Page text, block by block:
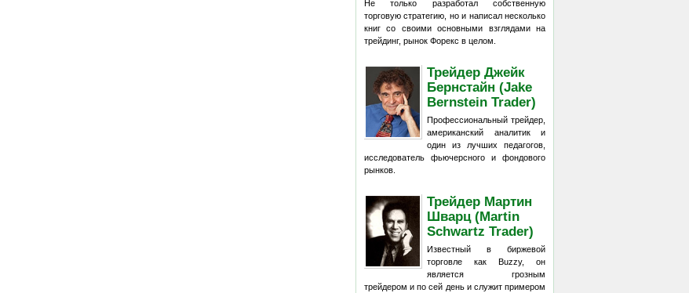
Не только разработал собственную
торговую стратегию, но и написал несколько
книг со своими основными взглядами на
трейдинг, рынок Форекс в целом.
Трейдер Джейк
Бернстайн (Jake
Bernstein Trader)
Профессиональный трейдер,
американский аналитик и
один из лучших педагогов,
исследователь фьючерсного и фондового
рынков.
Трейдер Мартин
Шварц (Martin
Schwartz Trader)
Известный в биржевой
торговле как Buzzy, он
является грозным
трейдером и по сей день и служит примером